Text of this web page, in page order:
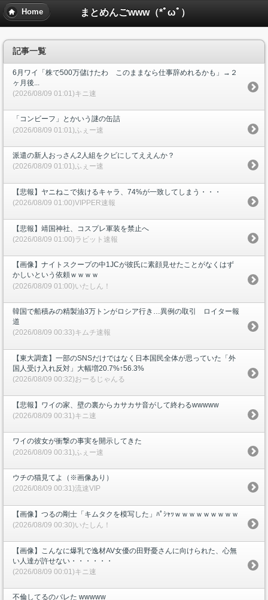
まとめんごwww（*ﾟωﾟ）
Home
記事一覧
6月ワイ「株で500万儲けたわ このままなら仕事辞めれるかも」→２
ヶ月後...
(2026/08/09 01:01)キニ速
「コンビーフ」とかいう謎の缶詰
(2026/08/09 01:01)ふぇー速
派遣の新人おっさん2人組をクビにしてええんか？
(2026/08/09 01:01)ふぇー速
【悲報】ヤニねこで抜けるキャラ、74%が一致してしまう・・・
(2026/08/09 01:00)VIPPER速報
【悲報】靖国神社、コスプレ軍装を禁止へ
(2026/08/09 01:00)ラビット速報
【画像】ナイトスクープの中1JCが彼氏に素顔見せたことがなくはず
かしいという依頼ｗｗｗｗ
(2026/08/09 01:00)いたしん！
韓国で船積みの精製油3万トンがロシア行き…異例の取引 ロイター報
道
(2026/08/09 00:33)キムチ速報
【東大調査】一部のSNSだけではなく日本国民全体が思っていた「外
国人受け入れ反対」大幅増20.7%↑56.3%
(2026/08/09 00:32)おーるじゃんる
【悲報】ワイの家、壁の裏からカサカサ音がして終わるwwwww
(2026/08/09 00:31)キニ速
ワイの彼女が衝撃の事実を開示してきた
(2026/08/09 00:31)ふぇー速
ウチの猫見てよ（※画像あり）
(2026/08/09 00:31)流速VIP
【画像】つるの剛士「キムタクを模写した」ﾊﾟｼｬｯｗｗｗｗｗｗｗｗｗ
(2026/08/09 00:30)いたしん！
【画像】こんなに爆乳で逸材AV女優の田野憂さんに向けられた、心無
い人達が許せない・・・・・・
(2026/08/09 00:01)キニ速
不倫してるのバレた wwwww